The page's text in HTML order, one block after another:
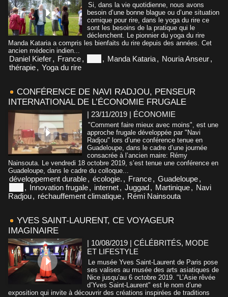
Si, dans la vie quotidienne, nous avons
besoin d’une bonne blague ou d’une situation
comique pour rire, dans le yoga du rire ce
sont les besoins de la pratique qui le
déclenchent. Le pionnier du yoga du rire
Manda Kataria a compris les bienfaits du rire depuis des années. Cet
ancien médecin indien...
Daniel Kiefer, France, , Manda Kataria, Nouria Anseur,
thérapie, Yoga du rire
CONFÉRENCE DE NAVI RADJOU, PENSEUR
INTERNATIONAL DE L’ÉCONOMIE FRUGALE
| 23/11/2019 | ÉCONOMIE
"Comment faire mieux avec moins", est une
approche frugale développée par "Navi
Radjou" lors d’une conférence tenue en
Guadeloupe, dans le cadre d’une journée
consacrée à l’ancien maire: Rémy
Nainsouta. Le vendredi 18 octobre 2019, s’est tenue une conférence en
Guadeloupe, dans le cadre du colloque...
développement durable, écologie. , France, Guadeloupe,
, Innovation frugale, internet, Juggad, Martinique, Navi
Radjou, réchauffement climatique, Rémi Nainsouta
YVES SAINT-LAURENT, CE VOYAGEUR
IMAGINAIRE
| 10/08/2019 | CÉLÉBRITÉS, MODE
ET LIFESTYLE
Le musée Yves Saint-Laurent de Paris pose
ses valises au musée des arts asiatiques de
Nice jusqu’au 6 octobre 2019. "L’Asie rêvée
d’Yves Saint-Laurent" est le nom d’une
exposition qui invite à découvrir des créations inspirées de traditions